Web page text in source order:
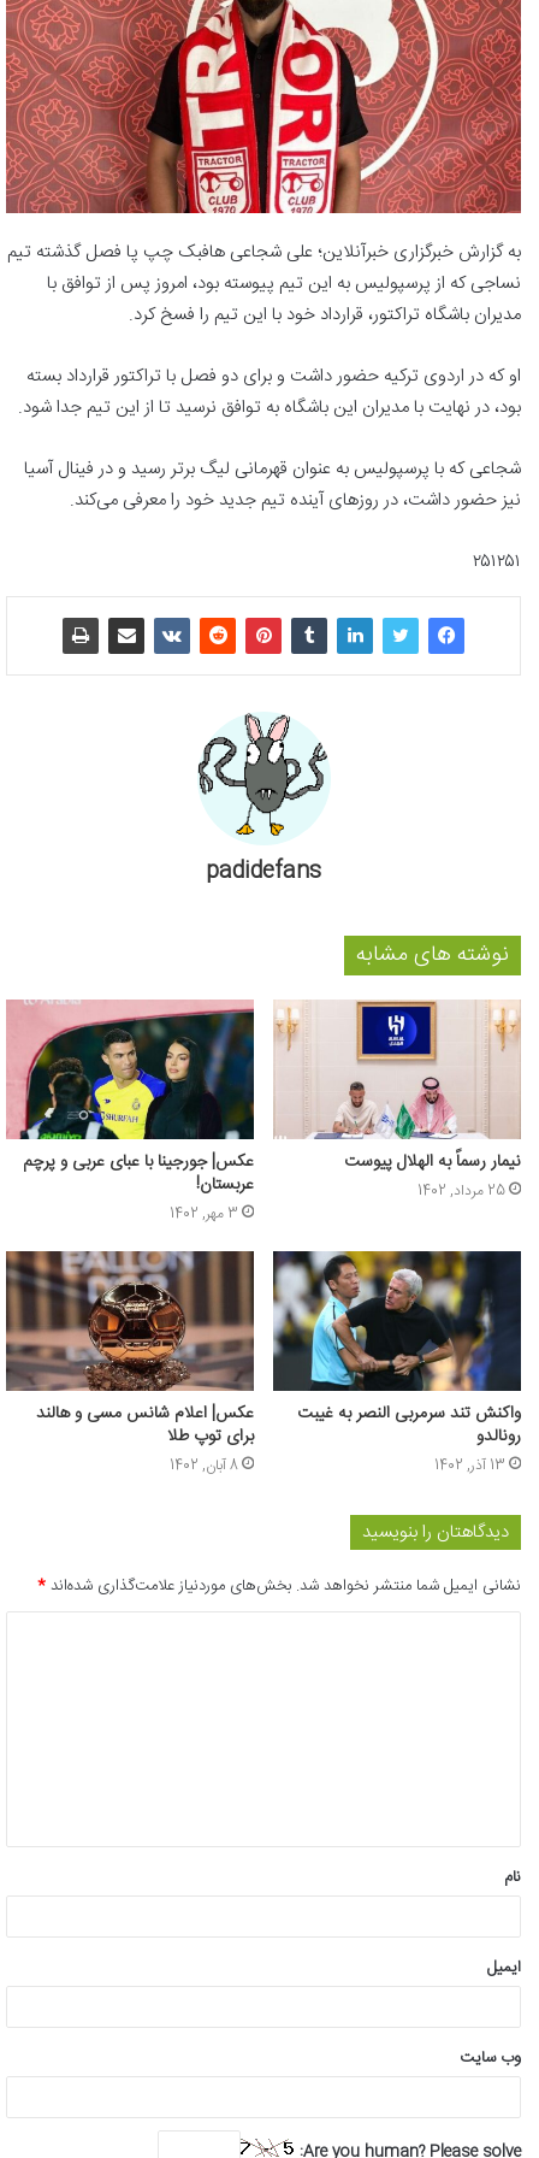
به گزارش خبرگزاری خبرآنلاین؛ علی شجاعی هافبک چپ پا فصل گذشته تیم
نساجی که از پرسپولیس به این تیم پیوسته بود، امروز پس از توافق با
مدیران باشگاه تراکتور، قرارداد خود با این تیم را فسخ کرد.
او که در اردوی ترکیه حضور داشت و برای دو فصل با تراکتور قرارداد بسته
بود، در نهایت با مدیران این باشگاه به توافق نرسید تا از این تیم جدا شود.
شجاعی که با پرسپولیس به عنوان قهرمانی لیگ برتر رسید و در فینال آسیا
نیز حضور داشت، در روزهای آینده تیم جدید خود را معرفی می‌کند.
۲۵۱۲۵۱
padidefans
نوشته های مشابه
نیمار رسماً به الهلال پیوست
25 مرداد, 1402
عکس‌| جورجینا با عبای عربی و پرچم
عربستان!
3 مهر, 1402
واکنش تند سرمربی النصر به غیبت
رونالدو
13 آذر, 1402
عکس‌| اعلام شانس مسی و هالند
برای توپ طلا
8 آبان, 1402
دیدگاهتان را بنویسید
نشانی ایمیل شما منتشر نخواهد شد. بخش‌های موردنیاز علامت‌گذاری شده‌اند*
*
نام
ایمیل
وب‌ سایت
Are you human? Please solve: